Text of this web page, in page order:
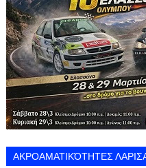
ΑΚΡΟΑΜΑΤΙΚΌΤΗΤΕΣ